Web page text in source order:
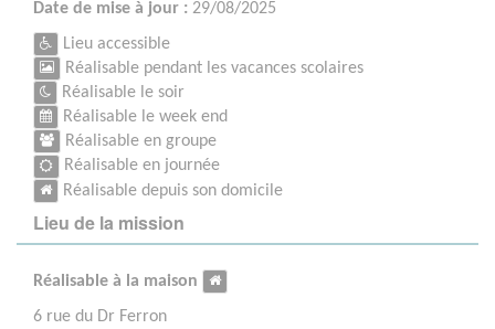
Date de mise à jour : 29/08/2025
Lieu accessible
Réalisable pendant les vacances scolaires
Réalisable le soir
Réalisable le week end
Réalisable en groupe
Réalisable en journée
Réalisable depuis son domicile
Lieu de la mission
Réalisable à la maison
6 rue du Dr Ferron